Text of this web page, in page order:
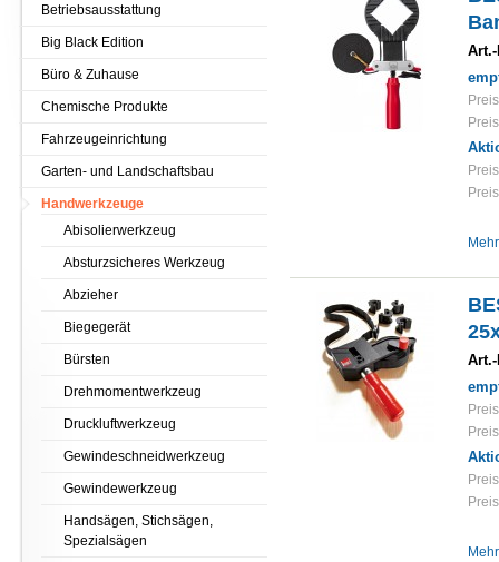
Art.-
Art.-
Betriebsausstattung
Big Black Edition
Büro & Zuhause
Chemische Produkte
Fahrzeugeinrichtung
Garten- und Landschaftsbau
Handwerkzeuge
Abisolierwerkzeug
Absturzsicheres Werkzeug
Abzieher
Biegegerät
Bürsten
Drehmomentwerkzeug
Druckluftwerkzeug
Gewindeschneidwerkzeug
Gewindewerkzeug
Handsägen, Stichsägen,
Spezialsägen